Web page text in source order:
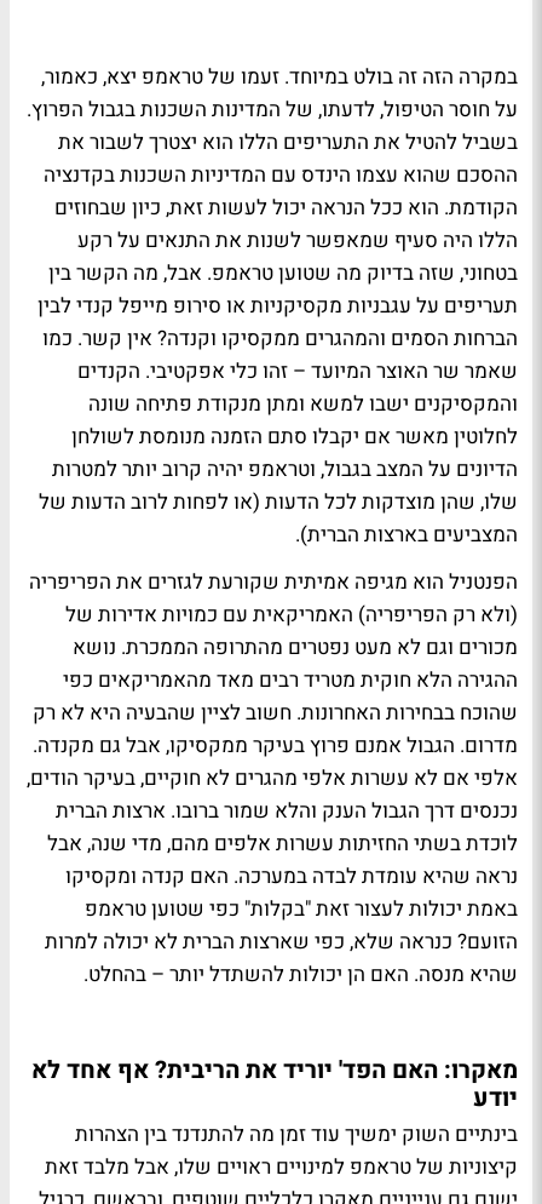
במקרה הזה זה בולט במיוחד. זעמו של טראמפ יצא, כאמור,
על חוסר הטיפול, לדעתו, של המדינות השכנות בגבול הפרוץ.
בשביל להטיל את התעריפים הללו הוא יצטרך לשבור את
ההסכם שהוא עצמו הינדס עם המדיניות השכנות בקדנציה
הקודמת. הוא ככל הנראה יכול לעשות זאת, כיון שבחוזים
הללו היה סעיף שמאפשר לשנות את התנאים על רקע
בטחוני, שזה בדיוק מה שטוען טראמפ. אבל, מה הקשר בין
תעריפים על עגבניות מקסיקניות או סירופ מייפל קנדי לבין
הברחות הסמים והמהגרים ממקסיקו וקנדה? אין קשר. כמו
שאמר שר האוצר המיועד – זהו כלי אפקטיבי. הקנדים
והמקסיקנים ישבו למשא ומתן מנקודת פתיחה שונה
לחלוטין מאשר אם יקבלו סתם הזמנה מנומסת לשולחן
הדיונים על המצב בגבול, וטראמפ יהיה קרוב יותר למטרות
שלו, שהן מוצדקות לכל הדעות (או לפחות לרוב הדעות של
המצביעים בארצות הברית).
הפנטניל הוא מגיפה אמיתית שקורעת לגזרים את הפריפריה
(ולא רק הפריפריה) האמריקאית עם כמויות אדירות של
מכורים וגם לא מעט נפטרים מהתרופה הממכרת. נושא
ההגירה הלא חוקית מטריד רבים מאד מהאמריקאים כפי
שהוכח בבחירות האחרונות. חשוב לציין שהבעיה היא לא רק
מדרום. הגבול אמנם פרוץ בעיקר ממקסיקו, אבל גם מקנדה.
אלפי אם לא עשרות אלפי מהגרים לא חוקיים, בעיקר הודים,
נכנסים דרך הגבול הענק והלא שמור ברובו. ארצות הברית
לוכדת בשתי החזיתות עשרות אלפים מהם, מדי שנה, אבל
נראה שהיא עומדת לבדה במערכה. האם קנדה ומקסיקו
באמת יכולות לעצור זאת "בקלות" כפי שטוען טראמפ
הזועם? כנראה שלא, כפי שארצות הברית לא יכולה למרות
שהיא מנסה. האם הן יכולות להשתדל יותר – בהחלט.
מאקרו: האם הפד' יוריד את הריבית? אף אחד לא
יודע
בינתיים השוק ימשיך עוד זמן מה להתנדנד בין הצהרות
קיצוניות של טראמפ למינויים ראויים שלו, אבל מלבד זאת